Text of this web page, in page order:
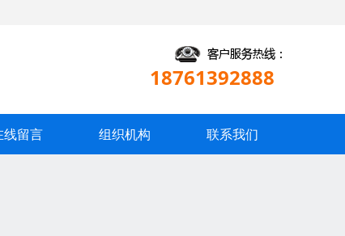
18761392888
线留言 组织机构 联系我们